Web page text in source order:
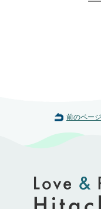
前のペー